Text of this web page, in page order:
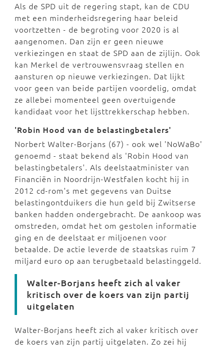
Als de SPD uit de regering stapt, kan de CDU
met een minderheidsregering haar beleid
voortzetten - de begroting voor 2020 is al
aangenomen. Dan zijn er geen nieuwe
verkiezingen en staat de SPD aan de zijlijn. Ook
kan Merkel de vertrouwensvraag stellen en
aansturen op nieuwe verkiezingen. Dat lijkt
voor geen van beide partijen voordelig, omdat
ze allebei momenteel geen overtuigende
kandidaat voor het lijsttrekkerschap hebben.
'Robin Hood van de belastingbetalers'
Norbert Walter-Borjans (67) - ook wel 'NoWaBo'
genoemd - staat bekend als 'Robin Hood van
belastingbetalers'. Als deelstaatminister van
Financiën in Noordrijn-Westfalen kocht hij in
2012 cd-rom's met gegevens van Duitse
belastingontduikers die hun geld bij Zwitserse
banken hadden ondergebracht. De aankoop was
omstreden, omdat het om gestolen informatie
ging en de deelstaat er miljoenen voor
betaalde. De actie leverde de staatskas ruim 7
miljard euro op aan terugbetaald belastinggeld.
Walter-Borjans heeft zich al vaker
kritisch over de koers van zijn partij
uitgelaten
Walter-Borjans heeft zich al vaker kritisch over
de koers van zijn partij uitgelaten. Zo zei hij